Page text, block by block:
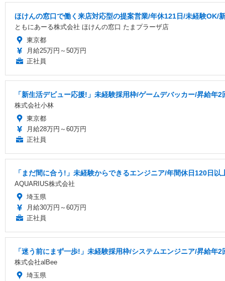
ほけんの窓口で働く来店対応型の提案営業/年休121日/未経験OK/
ともにあーる株式会社 ほけんの窓口 たまプラーザ店
東京都
月給25万円～50万円
正社員
「新生活デビュー応援!」未経験採用枠/ゲームデバッカー/昇給年2
株式会社小林
東京都
月給28万円～60万円
正社員
「まだ間に合う!」未経験からできるエンジニア/年間休日120日以
AQUARIUS株式会社
埼玉県
月給30万円～60万円
正社員
「迷う前にまず一歩!」未経験採用枠/システムエンジニア/昇給年2
株式会社alBee
埼玉県